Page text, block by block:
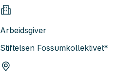
Arbeidsgiver
Stiftelsen Fossumkollektivet*